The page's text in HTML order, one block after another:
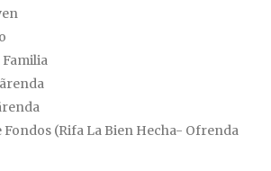
Fondos (Rifa La Bien Hecha- Ofrenda